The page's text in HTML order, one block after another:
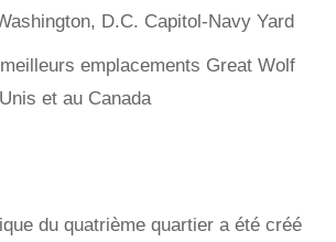
D.C. Capitol-Navy Yard
emplacements Great Wolf
et au Canada
du quatrième quartier a été créé